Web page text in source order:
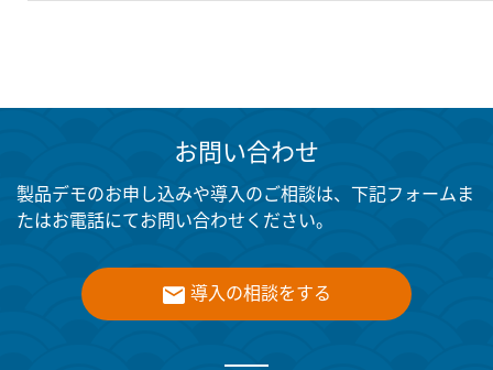
お問い合わせ
製品デモのお申し込みや導入のご相談は、下記フォームま
たはお電話にてお問い合わせください。
導入の相談をする